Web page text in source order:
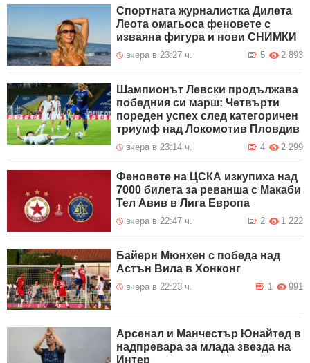
Спортната журналистка Дилета
Леота омагьоса феновете с
изваяна фигура и нови СНИМКИ
вчера в 23:27 ч. 2 893
5
Шампионът Левски продължава
победния си марш: Четвърти
пореден успех след категоричен
триумф над Локомотив Пловдив
вчера в 23:14 ч. 2 299
4
Феновете на ЦСКА изкупиха над
7000 билета за реванша с Макаби
Тел Авив в Лига Европа
вчера в 22:47 ч. 1 222
2
Байерн Мюнхен с победа над
Астън Вила в Хонконг
вчера в 22:23 ч. 991
1
Арсенал и Манчестър Юнайтед в
надпревара за млада звезда на
Интер